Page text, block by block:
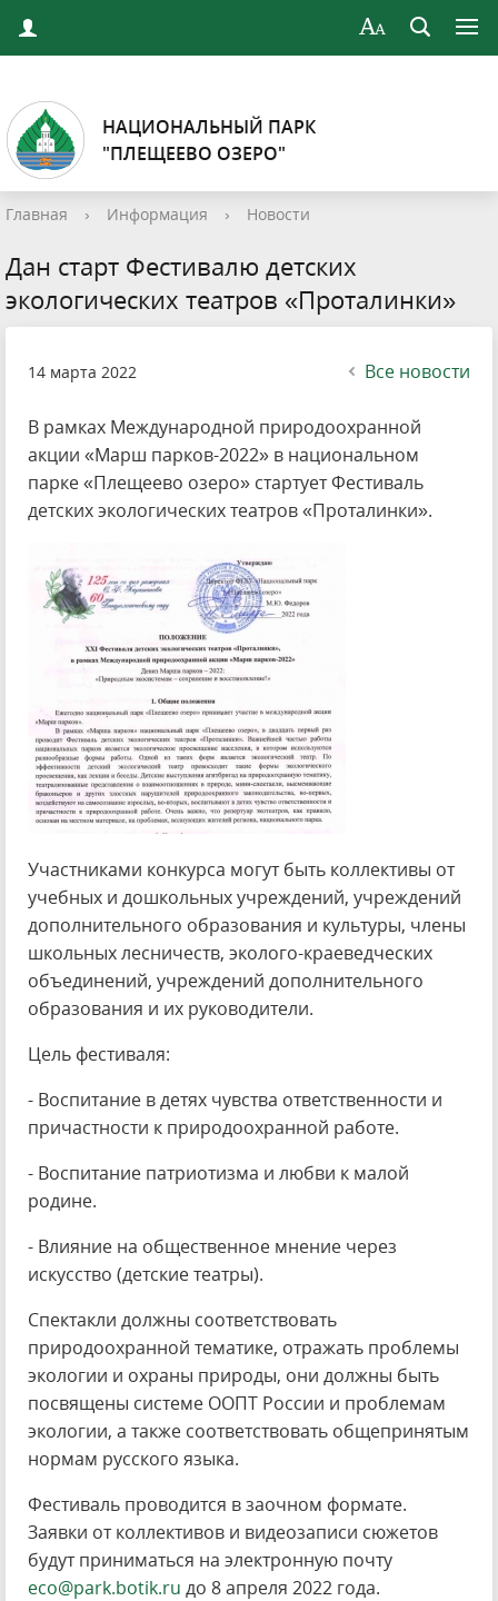
НАЦИОНАЛЬНЫЙ ПАРК
"ПЛЕЩЕЕВО ОЗЕРО"
Главная › Информация › Новости
Дан старт Фестивалю детских
экологических театров «Проталинки»
14 марта 2022 Все новости
В рамках Международной природоохранной
акции «Марш парков-2022» в национальном
парке «Плещеево озеро» стартует Фестиваль
детских экологических театров «Проталинки».
Участниками конкурса могут быть коллективы от
учебных и дошкольных учреждений, учреждений
дополнительного образования и культуры, члены
школьных лесничеств, эколого-краеведческих
объединений, учреждений дополнительного
образования и их руководители.
Цель фестиваля:
- Воспитание в детях чувства ответственности и
причастности к природоохранной работе.
- Воспитание патриотизма и любви к малой
родине.
- Влияние на общественное мнение через
искусство (детские театры).
Спектакли должны соответствовать
природоохранной тематике, отражать проблемы
экологии и охраны природы, они должны быть
посвящены системе ООПТ России и проблемам
экологии, а также соответствовать общепринятым
нормам русского языка.
Фестиваль проводится в заочном формате.
Заявки от коллективов и видеозаписи сюжетов
будут приниматься на электронную почту
eco@park.botik.ru до 8 апреля 2022 года.